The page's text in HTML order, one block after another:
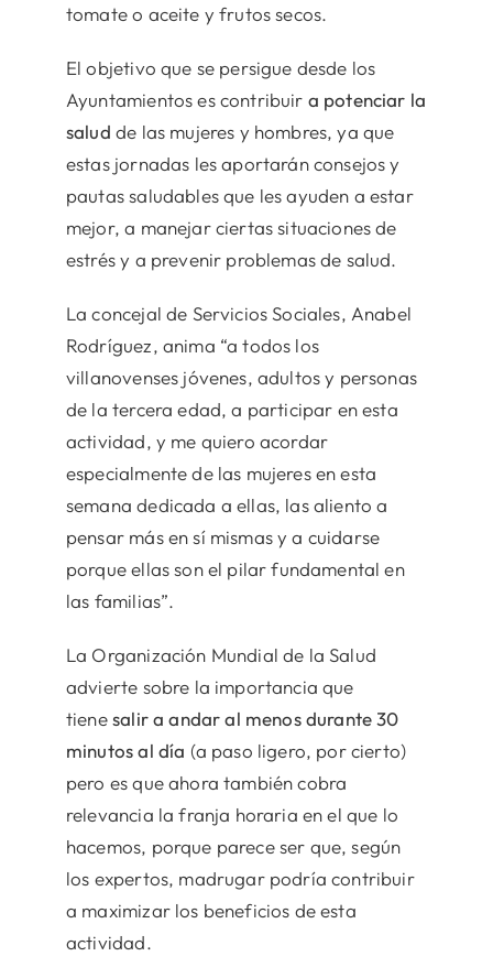
tomate o aceite y frutos secos.
El objetivo que se persigue desde los
Ayuntamientos es contribuir a potenciar la
salud de las mujeres y hombres, ya que
estas jornadas les aportarán consejos y
pautas saludables que les ayuden a estar
mejor, a manejar ciertas situaciones de
estrés y a prevenir problemas de salud.
La concejal de Servicios Sociales, Anabel
Rodríguez, anima “a todos los
villanovenses jóvenes, adultos y personas
de la tercera edad, a participar en esta
actividad, y me quiero acordar
especialmente de las mujeres en esta
semana dedicada a ellas, las aliento a
pensar más en sí mismas y a cuidarse
porque ellas son el pilar fundamental en
las familias”.
La Organización Mundial de la Salud
advierte sobre la importancia que
tienesalir a andar al menos durante 30
minutos al día (a paso ligero, por cierto)
pero es que ahora también cobra
relevancia la franja horaria en el que lo
hacemos, porque parece ser que, según
los expertos, madrugar podría contribuir
a maximizar los beneficios de esta
actividad.